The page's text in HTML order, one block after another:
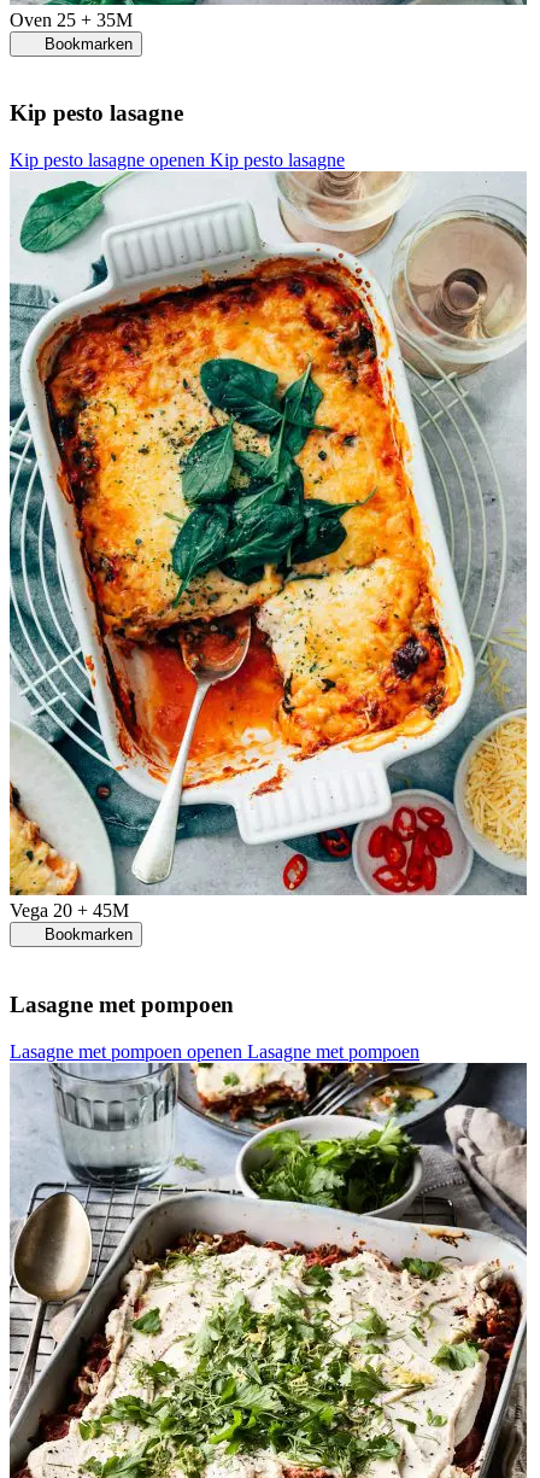
Oven 25 + 35M
Bookmarken
Kip pesto lasagne
Kip pesto lasagne openen Kip pesto lasagne
Vega 20 + 45M
Bookmarken
Lasagne met pompoen
Lasagne met pompoen openen Lasagne met pompoen